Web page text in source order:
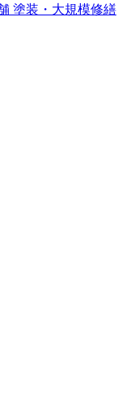
塗装・大規模修繕